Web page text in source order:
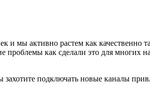
мы активно растем как качественно
как сделали это для многих
подключать новые каналы